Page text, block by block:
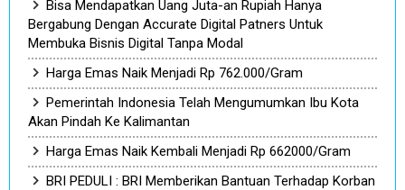
Bisa Mendapatkan Uang Juta-an Rupiah Hanya
Bergabung Dengan Accurate Digital Patners Untuk
Membuka Bisnis Digital Tanpa Modal
Harga Emas Naik Menjadi Rp 762.000/Gram
Pemerintah Indonesia Telah Mengumumkan Ibu Kota
Akan Pindah Ke Kalimantan
Harga Emas Naik Kembali Menjadi Rp 662000/Gram
BRI PEDULI : BRI Memberikan Bantuan Terhadap Korban